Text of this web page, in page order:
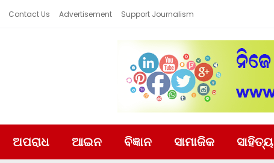
Contact Us Advertisement Support Journalism
ଅପରାଧ ଆଇନ ବିଜ୍ଞାନ ସାମାଜିକ ସାହିତ୍ୟ